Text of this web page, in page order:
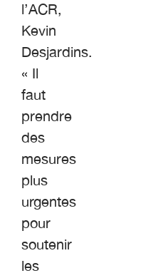
l’ACR,
Kevin
Desjardins.
« Il
faut
prendre
des
mesures
plus
urgentes
pour
soutenir
les